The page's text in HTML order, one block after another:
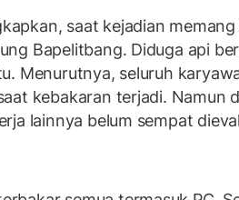
saat kejadian
Bapelitbang. Diduga api
Menurutnya, seluruh
kebakaran terjadi. Namun
lainnya belum sempat